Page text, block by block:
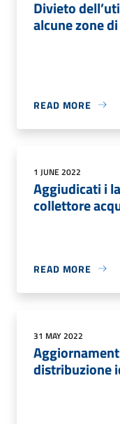
Divieto
alcune zone
READ MORE
1 JUNE 2022
Aggiudicati i
collettore
READ MORE
31 MAY 2022
distribuzione